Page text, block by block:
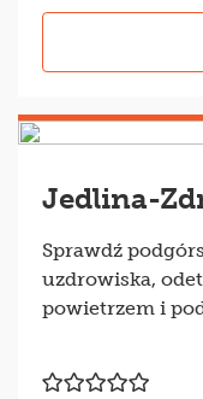
Jedlina-
Sprawdź
uzdrowiska,
powietrzem i